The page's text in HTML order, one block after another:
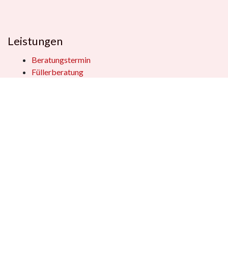
Leistungen
Beratungstermin
Füllerberatung